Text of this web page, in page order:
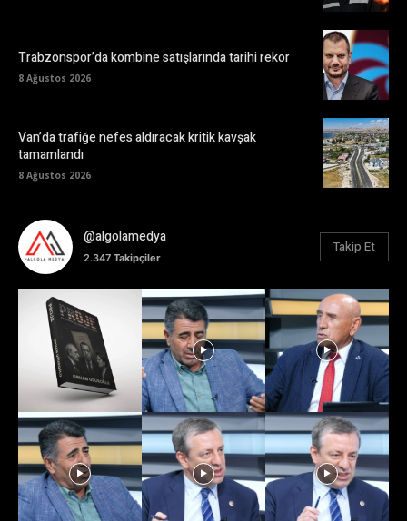
Trabzonspor’da kombine satışlarında tarihi rekor
8 Ağustos 2026
Van’da trafiğe nefes aldıracak kritik kavşak
tamamlandı
8 Ağustos 2026
@algolamedya
2.347 Takipçiler
Takip Et